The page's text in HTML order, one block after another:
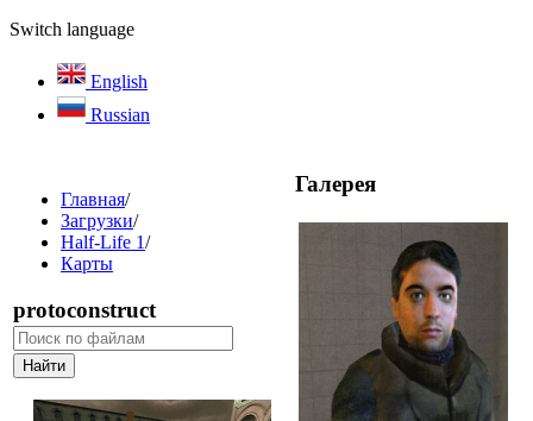
Switch language
English
Russian
Главная/
Загрузки/
Half-Life 1/
Карты
protoconstruct
Галерея